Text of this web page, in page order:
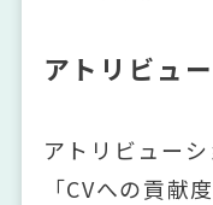
アトリビュ
アトリビュー
「CVへの貢献